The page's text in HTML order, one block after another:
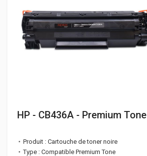
HP - CB436A - Premium Tone
Produit : Cartouche de toner noire
Type : Compatible Premium Tone